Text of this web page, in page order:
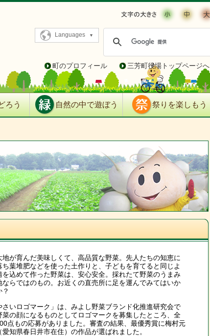
Languages
町のプロフィール 三芳町役場トップページへ
ろう 自然の中で遊ぼう 祭りを楽しもう
地が育んだ美味しくて、高品質な野菜。先人たちの知恵に
ち葉堆肥などを使った土作りと、子どもを育てると同じよ
を込めて作った野菜は、安心安全。採れたて野菜のうまみ
ならではのもの。お近くの直売所に足を運んでみてはいか
？
さいロゴマーク」は、みよし野菜ブランド化推進研究会で
菜の顔になるものとしてロゴマークを募集したところ、全
点もの応募がありました。審査の結果、最優秀賞に梅村元
愛知県春日井市在住）の作品が選ばれました。